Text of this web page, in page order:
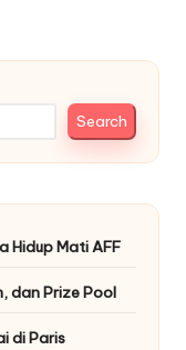
Search
Hidup Mati AFF
dan Prize Pool
di Paris